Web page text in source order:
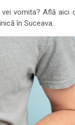
vomita? Află aici
în Suceava.